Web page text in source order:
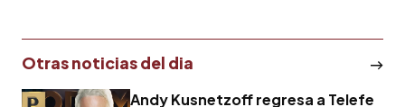
Otras noticias del dia
Andy Kusnetzoff regresa a Telefe